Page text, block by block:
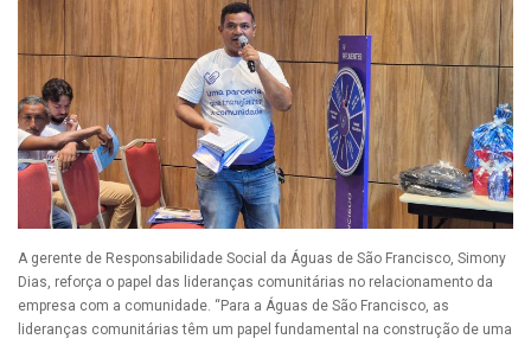
A gerente de Responsabilidade Social da Águas de São Francisco, Simony
Dias, reforça o papel das lideranças comunitárias no relacionamento da
empresa com a comunidade. “Para a Águas de São Francisco, as
lideranças comunitárias têm um papel fundamental na construção de uma